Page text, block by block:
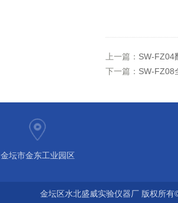
上一篇： SW-FZ04
下一篇： SW-FZ08
金坛市金东工业园区
金坛区水北盛威实验仪器厂 版权所